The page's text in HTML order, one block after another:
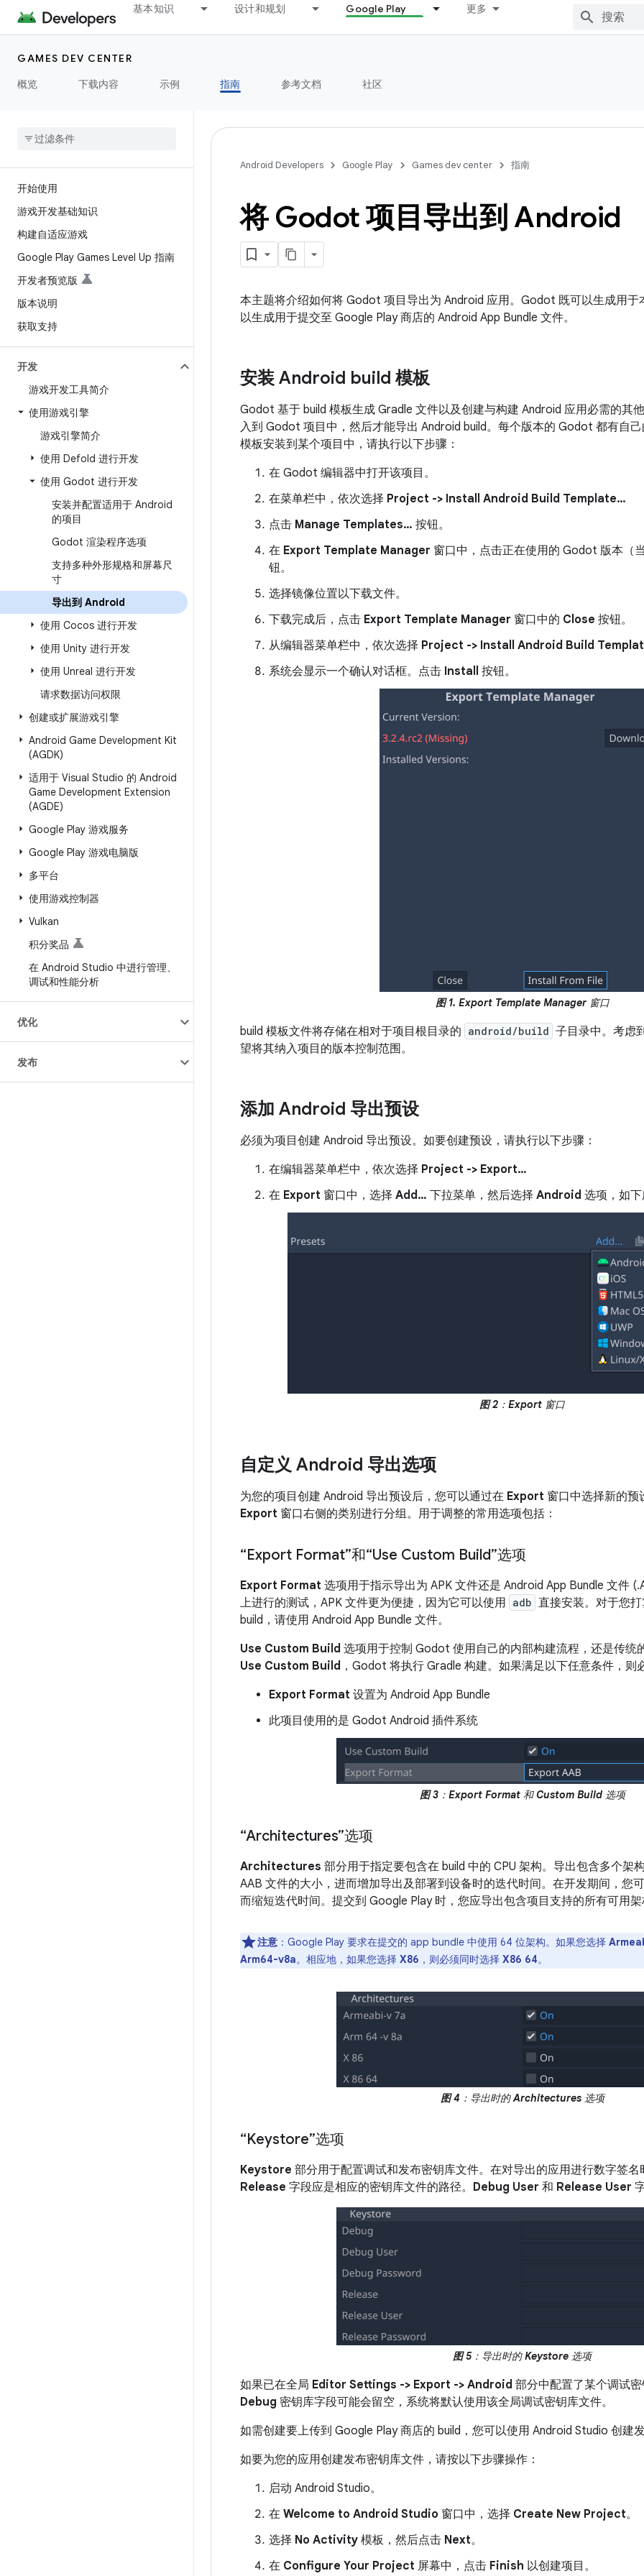
基本知识 设计和规划 Google Play 更多
GAMES DEV CENTER
概览
下载内容 示例 指南 参考文档 社区
开始使用
游戏开发基础知识
构建自适应游戏
Google Play Games Level Up 指南
开发者预览版
版本说明
获取支持
开发
游戏开发工具简介
使用游戏引擎
游戏引擎简介
使用 Defold 进行开发
使用 Godot 进行开发
安装并配置适用于 Android
的项目
Godot 渲染程序选项
支持多种外形规格和屏幕尺
寸
导出到 Android
使用 Cocos 进行开发
使用 Unity 进行开发
使用 Unreal 进行开发
请求数据访问权限
创建或扩展游戏引擎
Android Game Development Kit
(AGDK)
适用于 Visual Studio 的 Android
Game Development Extension
(AGDE)
Google Play 游戏服务
Google Play 游戏电脑版
多平台
使用游戏控制器
Vulkan
积分奖品
在 Android Studio 中进行管理、
调试和性能分析
优化
发布
Android Developers Google Play Games dev center 指南
将 Godot 项目导出到 Android
本主题将介绍如何将 Godot 项目导出为 Android 应用。Godot 既可以生成用于
以生成用于提交至 Google Play 商店的 Android App Bundle 文件。
安装 Android build 模板
Godot 基于 build 模板生成 Gradle 文件以及创建与构建 Android 应用必需的其
入到 Godot 项目中，然后才能导出 Android build。每个版本的 Godot 都有自
模板安装到某个项目中，请执行以下步骤：
在 Godot 编辑器中打开该项目。
在菜单栏中，依次选择 Project -> Install Android Build Template…
点击 Manage Templates… 按钮。
在 Export Template Manager 窗口中，点击正在使用的 Godot 版本（
钮。
选择镜像位置以下载文件。
下载完成后，点击 Export Template Manager 窗口中的 Close 按钮。
从编辑器菜单栏中，依次选择 Project -> Install Android Build
系统会显示一个确认对话框。点击 Install 按钮。
图 1. Export Template Manager窗口
build 模板文件将存储在相对于项目根目录的 android/build 子目录中。考虑
望将其纳入项目的版本控制范围。
添加 Android 导出预设
必须为项目创建 Android 导出预设。如要创建预设，请执行以下步骤：
在编辑器菜单栏中，依次选择 Project -> Export…
在 Export 窗口中，选择 Add… 下拉菜单，然后选择 Android 选项，如
图 2 ： Export 窗口
自定义 Android 导出选项
为您的项目创建 Android 导出预设后，您可以通过在 Export 窗口中选择新的预
Export 窗口右侧的类别进行分组。用于调整的常用选项包括：
“Export Format”和“Use Custom Build”选项
Export Format 选项用于指示导出为 APK 文件还是 Android App Bundle 文件
上进行的测试，APK 文件更为便捷，因为它可以使用 adb 直接安装。对于您
build，请使用 Android App Bundle 文件。
Use Custom Build 选项用于控制 Godot 使用自己的内部构建流程，还是传统
Use Custom Build ，Godot 将执行 Gradle 构建。如果满足以下任意条件，则
Export Format 设置为 Android App Bundle
此项目使用的是 Godot Android 插件系统
图 3： Export Format和 Custom Build选项
“Architectures”选项
Architectures 部分用于指定要包含在 build 中的 CPU 架构。导出包含多个架
AAB 文件的大小，进而增加导出及部署到设备时的迭代时间。在开发期间，您
而缩短迭代时间。提交到 Google Play 时，您应导出包含项目支持的所有可用
注意 ：Google Play 要求在提交的 app bundle 中使用 64 位架构。如果您选择
Arm64-v8a。相应地，如果您选择 X86 ，则必须同时选择 X86 64。
图 4 ：导出时的Architectures选项
“Keystore”选项
Keystore 部分用于配置调试和发布密钥库文件。在对导出的应用进行数字签
Release 字段应是相应的密钥库文件的路径。 Debug User 和 Release User
图 5 ：导出时的Keystore 选项
如果已在全局 Editor Settings -> Export -> Android 部分中配置了某个调试
Debug 密钥库字段可能会留空，系统将默认使用该全局调试密钥库文件。
如需创建要上传到 Google Play 商店的 build，您可以使用 Android Studio 创建
如要为您的应用创建发布密钥库文件，请按以下步骤操作：
启动 Android Studio。
在 Welcome to Android Studio 窗口中，选择 Create New Project。
选择 No Activity 模板，然后点击 Next。
在 Configure Your Project 屏幕中，点击 Finish 以创建项目。